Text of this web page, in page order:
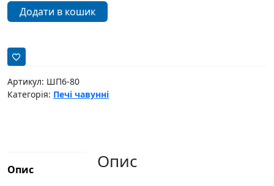
Піч
чавунно-
SPIN
Magion
(червона)
кількість
Додати в кошик
Артикул: ШП6-80
Категорія: Печі чавунні
Опис Опис